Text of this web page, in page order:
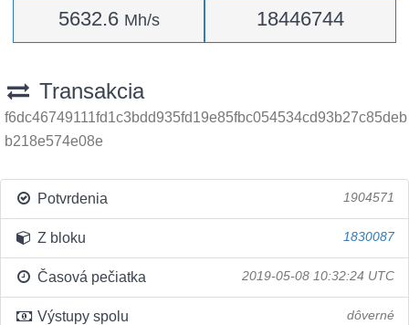
5632.6 Mh/s 18446744
Transakcia
f6dc46749111fd1c3bdd935fd19e85fbc054534cd93b27c85deb
b218e574e08e
Potvrdenia 1904571
Z bloku 1830087
Časová pečiatka 2019-05-08 10:32:24 UTC
Výstupy spolu dôverné